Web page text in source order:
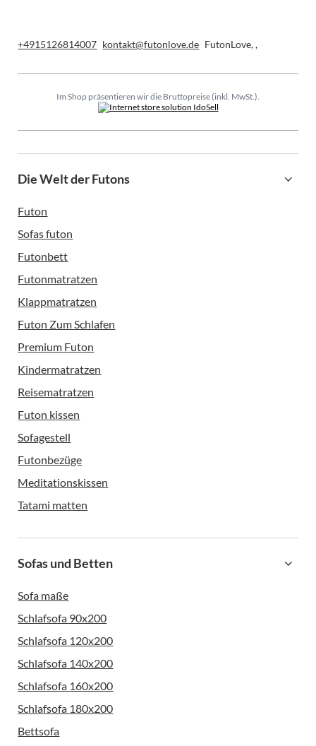
+4915126814007 kontakt@futonlove.de FutonLove,,
Im Shop präsentieren wir die Bruttopreise (inkl. MwSt.).
Die Welt der Futons
Futon
Sofas futon
Futonbett
Futonmatratzen
Klappmatratzen
Futon Zum Schlafen
Premium Futon
Kindermatratzen
Reisematratzen
Futon kissen
Sofagestell
Futonbezüge
Meditationskissen
Tatami matten
Sofas und Betten
Sofa maße
Schlafsofa 90x200
Schlafsofa 120x200
Schlafsofa 140x200
Schlafsofa 160x200
Schlafsofa 180x200
Bettsofa